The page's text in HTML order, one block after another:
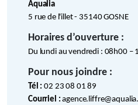
Aqualia
5 rue de l'illet - 35140 GOSNE
Horaires d’ouverture :
Du lundi au vendredi : 08h00 –
Pour nous joindre :
Tél :02 23 08 01 89
Courriel :